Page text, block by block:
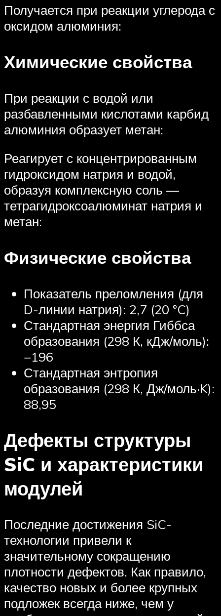
Получается при реакции углерода с
оксидом алюминия:
Химические свойства
При реакции с водой или
разбавленными кислотами карбид
алюминия образует метан:
Реагирует с концентрированным
гидроксидом натрия и водой,
образуя комплексную соль —
тетрагидроксоалюминат натрия и
метан:
Физические свойства
Показатель преломления (для
D-линии натрия): 2,7 (20 °C)
Стандартная энергия Гиббса
образования (298 К, кДж/моль):
−196
Стандартная энтропия
образования (298 К, Дж/моль·K):
88,95
Дефекты структуры
SiC и характеристики
модулей
Последние достижения SiC-
технологии привели к
значительному сокращению
плотности дефектов. Как правило,
качество новых и более крупных
подложек всегда ниже, чем у